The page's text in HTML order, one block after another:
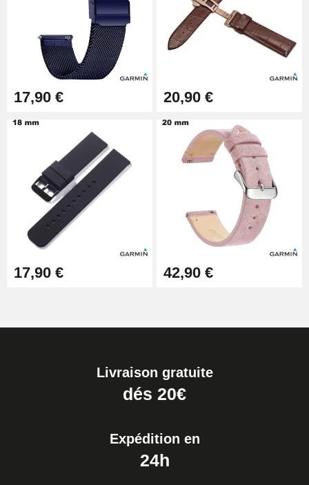
Extracteur de Bracelet de
Montre Facile
17,90 €
17,90 € 20,90 €
17,90 € 42,90 €
Livraison gratuite
dés 20€
Expédition en
24h